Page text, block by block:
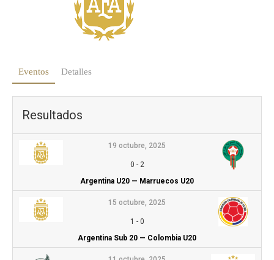
Eventos Detalles
Resultados
19 octubre, 2025
0 - 2
Argentina U20 — Marruecos U20
15 octubre, 2025
1 - 0
Argentina Sub 20 — Colombia U20